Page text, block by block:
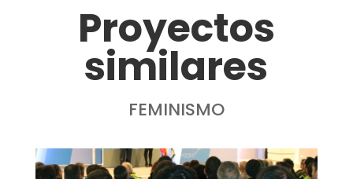
Proyectos
similares
FEMINISMO